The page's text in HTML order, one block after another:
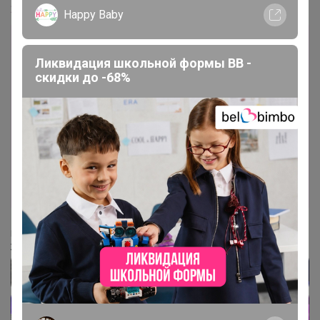
24-ok.ru/lot/1591595004
Лот
3 2 9
1 386р
Мужская/унисекс рубашка свободного кроя из
ткани Оксфорд с длинным рукавом
Стоп 14 августа
UNIQLO всегда есть РАСПРОДАЖА
‌Подписывайтесь на наш чат в Телеграм
‌Живые обзоры, акции, спецпредложения
Happy Baby
Ликвидация школьной формы BB -
скидки до -68%